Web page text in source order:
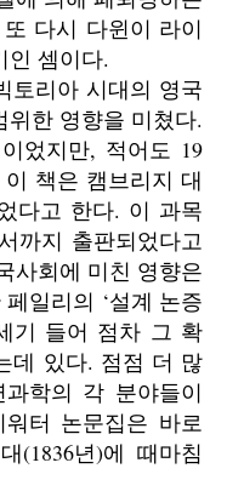
다시 다윈이 라이
인 셈이다.
토리아 시대의 영국
한 영향을 미쳤다.
었지만, 적어도 19
책은 캠브리지 대
다고 한다. 이 과목
까지 출판되었다고
사회에 미친 영향은
일리의 ‘설계 논증
기 들어 점차 그 확
데 있다. 점점 더 많
학의 각 분야들이
터 논문집은 바로
(1836년)에 때마침